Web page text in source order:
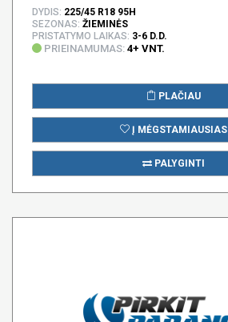
DYDIS: 225/45 R18 95H
SEZONAS: ŽIEMINĖS
PRISTATYMO LAIKAS: 3-6 D.D.
PRIEINAMUMAS: 4+ VNT.
PLAČIAU
Į MĖGSTAMIAUSIAS
PALYGINTI